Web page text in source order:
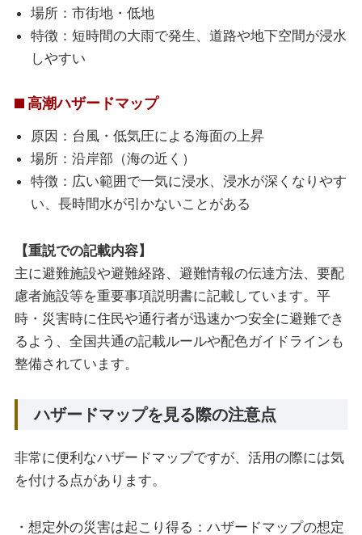
場所：市街地・低地
特徴：短時間の大雨で発生、道路や地下空間が浸水
しやすい
高潮ハザードマップ
原因：台風・低気圧による海面の上昇
場所：沿岸部（海の近く）
特徴：広い範囲で一気に浸水、浸水が深くなりやす
い、長時間水が引かないことがある
【重説での記載内容】
主に避難施設や避難経路、避難情報の伝達方法、要配
慮者施設等を重要事項説明書に記載しています。平
時・災害時に住民や通行者が迅速かつ安全に避難でき
るよう、全国共通の記載ルールや配色ガイドラインも
整備されています。
ハザードマップを見る際の注意点
非常に便利なハザードマップですが、活用の際には気
を付ける点があります。
・想定外の災害は起こり得る：ハザードマップの想定